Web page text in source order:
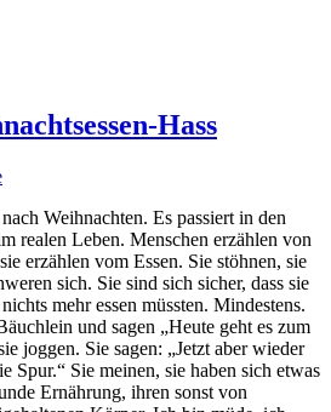
Hass
Weihnachten. Es passiert in den
realen Leben. Menschen erzählen von
erzählen vom Essen. Sie stöhnen, sie
sich. Sie sind sich sicher, dass sie
mehr essen müssten. Mindestens.
und sagen „Heute geht es zum
joggen. Sie sagen: „Jetzt aber wieder
Spur.“ Sie meinen, sie haben sich etwas
Ernährung, ihren sonst von